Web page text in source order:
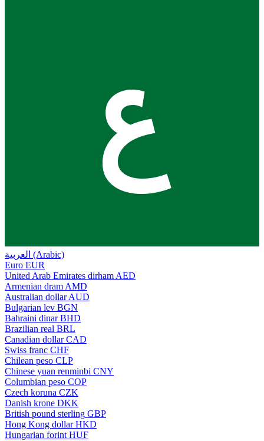
ع
العربية (Arabic)
Euro EUR
United Arab Emirates dirham AED
Armenian dram AMD
Australian dollar AUD
Bulgarian lev BGN
Bahraini dinar BHD
Brazilian real BRL
Canadian dollar CAD
Swiss franc CHF
Chilean peso CLP
Chinese yuan renminbi CNY
Columbian peso COP
Czech koruna CZK
Danish krone DKK
British pound sterling GBP
Hong Kong dollar HKD
Hungarian forint HUF